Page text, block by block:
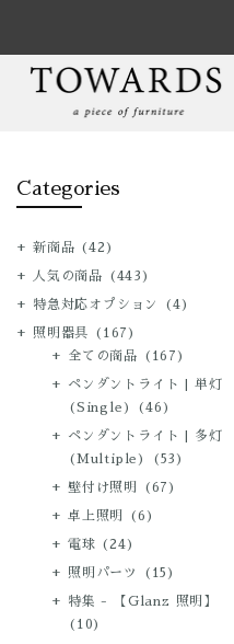
Categories
新商品 (42)
人気の商品 (443)
特急対応オプション (4)
照明器具
(167)
全ての商品
(167)
ペンダントライト | 単灯
(Single)
(46)
ペンダントライト | 多灯
(Multiple)
(53)
壁付け照明 (67)
卓上照明 (6)
電球 (24)
照明パーツ (15)
特集 - 【Glanz 照明】
(10)